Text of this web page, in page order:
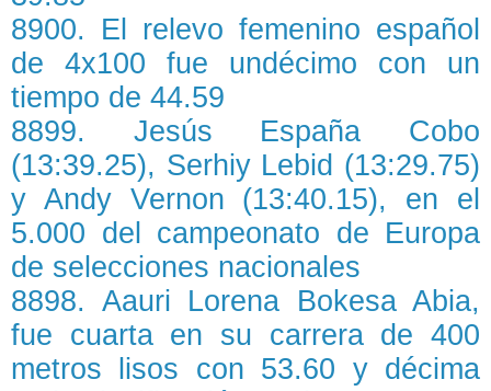
8900. El relevo femenino español
de 4x100 fue undécimo con un
tiempo de 44.59
8899. Jesús España Cobo
(13:39.25), Serhiy Lebid (13:29.75)
y Andy Vernon (13:40.15), en el
5.000 del campeonato de Europa
de selecciones nacionales
8898. Aauri Lorena Bokesa Abia,
fue cuarta en su carrera de 400
metros lisos con 53.60 y décima